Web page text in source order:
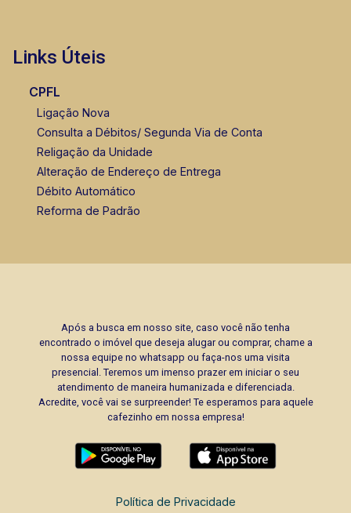
Links Úteis
CPFL
Ligação Nova
Consulta a Débitos/ Segunda Via de Conta
Religação da Unidade
Alteração de Endereço de Entrega
Débito Automático
Reforma de Padrão
Após a busca em nosso site, caso você não tenha
encontrado o imóvel que deseja alugar ou comprar, chame a
nossa equipe no whatsapp ou faça-nos uma visita
presencial. Teremos um imenso prazer em iniciar o seu
atendimento de maneira humanizada e diferenciada.
Acredite, você vai se surpreender! Te esperamos para aquele
cafezinho em nossa empresa!
Política de Privacidade